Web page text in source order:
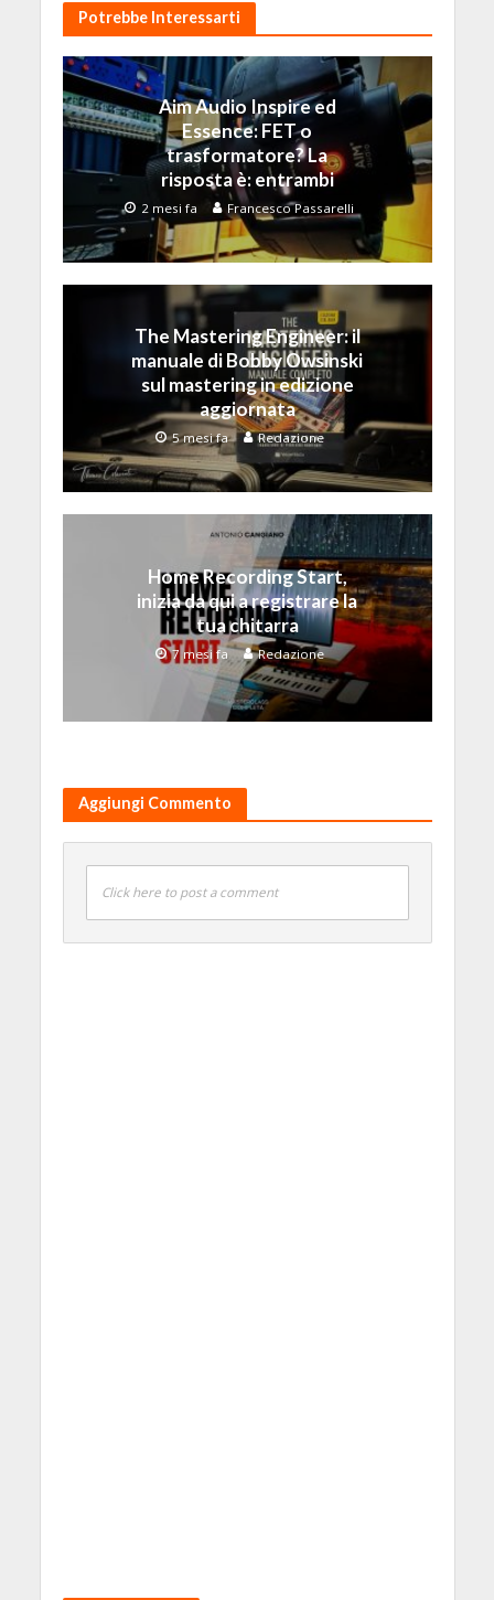
Potrebbe Interessarti
Aim Audio Inspire ed
Essence: FET o
trasformatore? La
risposta è: entrambi
2 mesi fa Francesco Passarelli
The Mastering Engineer: il
manuale di Bobby Owsinski
sul mastering in edizione
aggiornata
5 mesi fa Redazione
Home Recording Start,
inizia da qui a registrare la
tua chitarra
7 mesi fa Redazione
Aggiungi Commento
Click here to post a comment